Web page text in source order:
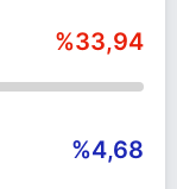
%33,94
%4,68